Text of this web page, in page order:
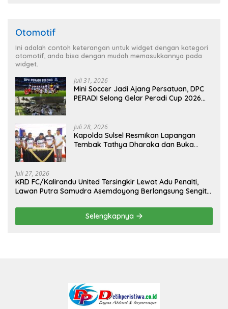
Otomotif
Ini adalah contoh keterangan untuk widget dengan kategori
otomotif, anda bisa dengan mudah memasukkannya pada
widget.
Juli 31, 2026
Mini Soccer Jadi Ajang Persatuan, DPC
PERADI Selong Gelar Peradi Cup 2026
Juli 28, 2026
Kapolda Sulsel Resmikan Lapangan
Tembak Tathya Dharaka dan Buka
Juli 27, 2026
KRD FC/Kalirandu United Tersingkir Lewat Adu Penalti,
Lawan Putra Samudra Asemdoyong Berlangsung Sengit
Selengkapnya